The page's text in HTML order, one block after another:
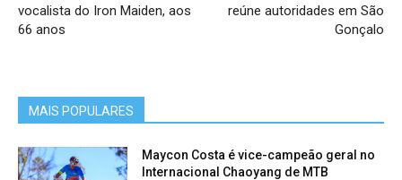
vocalista do Iron Maiden, aos
66 anos
reúne autoridades em São
Gonçalo
MAIS POPULARES
Maycon Costa é vice-campeão geral no
Internacional Chaoyang de MTB